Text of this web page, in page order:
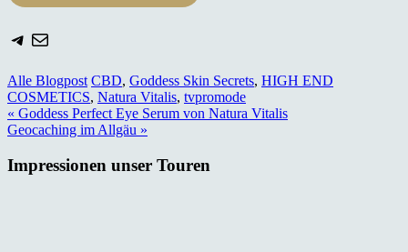
Telegram
E-Mail
Alle Blogpost CBD, Goddess Skin Secrets, HIGH END
COSMETICS, Natura Vitalis, tvpromode
Beitragsnavigation
« Goddess Perfect Eye Serum von Natura Vitalis
Geocaching im Allgäu »
Impressionen unser Touren